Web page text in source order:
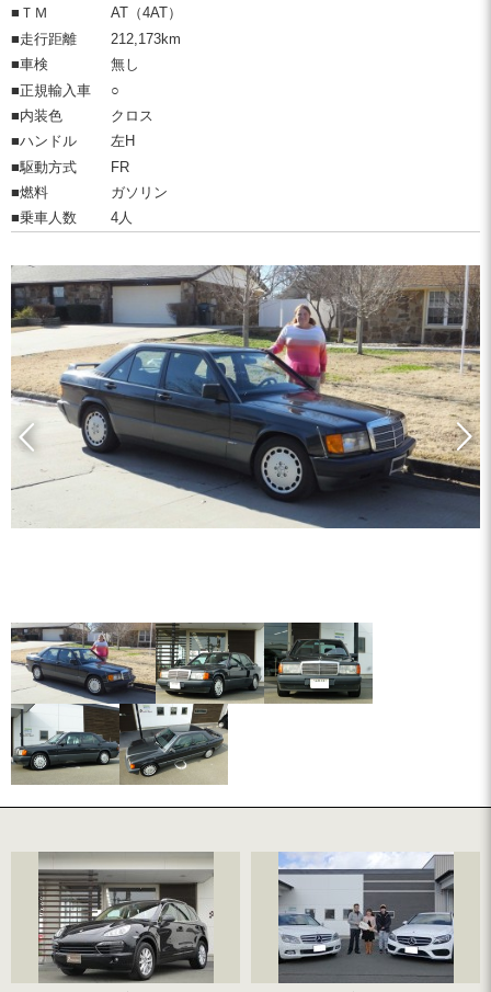
■ＴＭ
AT（4AT）
■走行距離
212,173km
■車検
無し
■正規輸入車
○
■内装色
クロス
■ハンドル
左H
■駆動方式
FR
■燃料
ガソリン
■乗車人数
4人